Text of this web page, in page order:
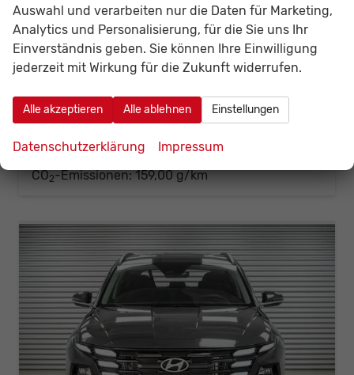
Fahrzeugnr. 142349
Automatik
Kraftstoff
Benzin Außenfarbe
Ecotronic Grey Metallic ()
110 kW (150 PS) Kilometerstand
20 km
30.699,– €
incl. 19% MwSt.
Details
Verbrauch kombiniert:7,00 l/100km
CO2-Emissionen:159,00 g/km
Auswahl und verarbeiten nur die Daten für Marketing,
Analytics und Personalisierung, für die Sie uns Ihr
Einverständnis geben. Sie können Ihre Einwilligung
jederzeit mit Wirkung für die Zukunft widerrufen.
Alle akzeptieren Alle ablehnen Einstellungen
Datenschutzerklärung Impressum